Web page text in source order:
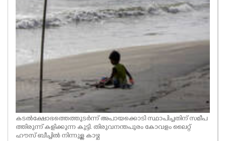
കടൽക്ഷോഭത്തെത്തുടർന്ന് അപായക്കൊടി സ്ഥാപിച്ചതിന് സമീപ
ത്തിരുന്ന് കളിക്കുന്ന കുട്ടി. തിരുവനന്തപുരം കോവളം ലൈറ്റ്
ഹൗസ് ബീച്ചിൽ നിന്നുള്ള കാഴ്ച